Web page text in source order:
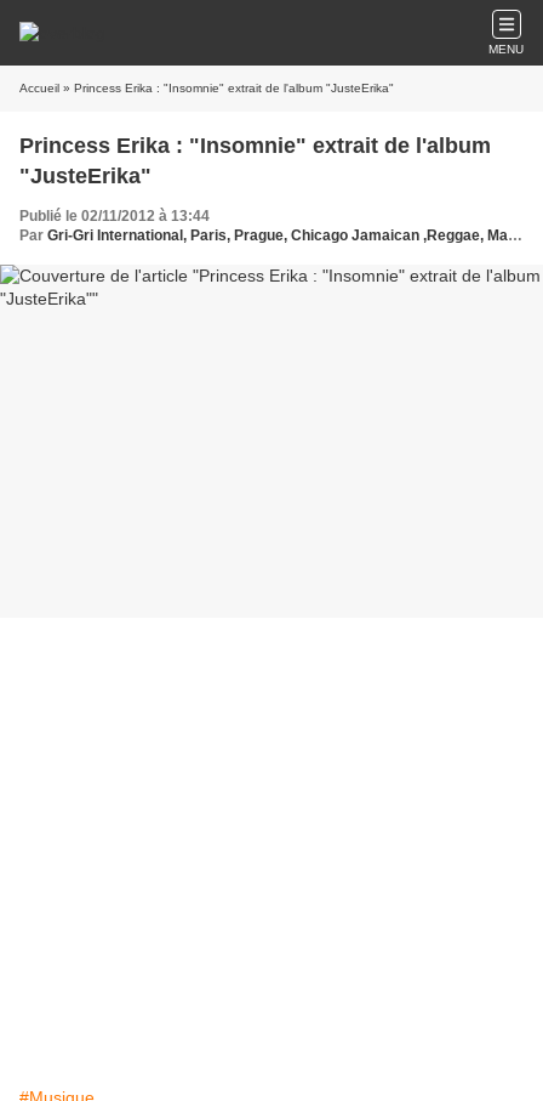
MENU
Accueil » Princess Erika : "Insomnie" extrait de l'album "JusteErika"
Princess Erika : "Insomnie" extrait de l'album
"JusteErika"
Publié le 02/11/2012 à 13:44
Par Gri-Gri International, Paris, Prague, Chicago Jamaican ,Reggae, Ma solange oussou, New York, Blues, France, Love Paris, Princess Erika, G.Protche, Music, Afrique, Sony, , Europe